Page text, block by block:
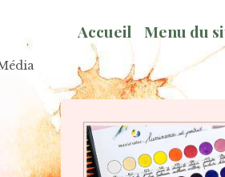
Accueil Menu du